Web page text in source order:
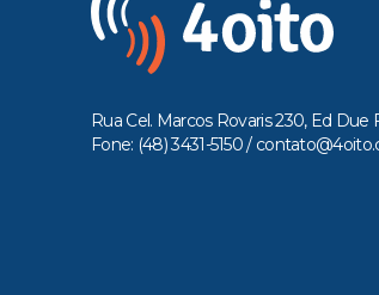
Rua Cel. Marcos Rovaris 230, Ed Due
Fone: (48) 3431-5150 /